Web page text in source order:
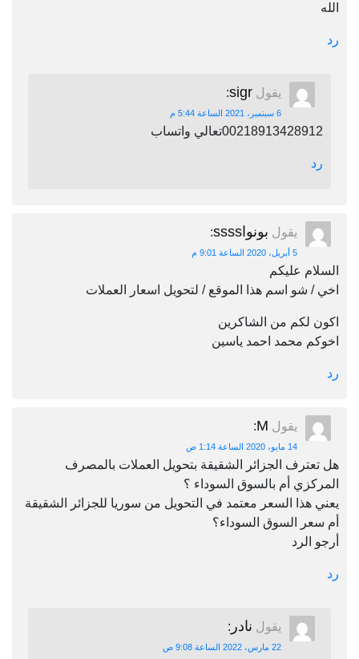
الله
رد
يقول sigr
:
6 سبتمبر، 2021 الساعة 5:44 م
00218913428912تعالي واتساب
رد
يقول بونواssss :
5 أبريل، 2020 الساعة 9:01 م
السلام عليكم
اخي / شو اسم هذا الموقع / لتحويل اسعار العملات
اكون لكم من الشاكرين
اخوكم محمد احمد ياسين
رد
يقول M
:
14 مايو، 2020 الساعة 1:14 ص
هل تعترف الجزائر الشقيقة بتحويل العملات بالمصرف
المركزي أم بالسوق السوداء ؟
يعني هذا السعر معتمد في التحويل من سوريا للجزائر الشقيقة
أم سعر السوق السوداء؟
أرجو الرد
رد
يقول نادر :
22 مارس، 2022 الساعة 9:08 ص